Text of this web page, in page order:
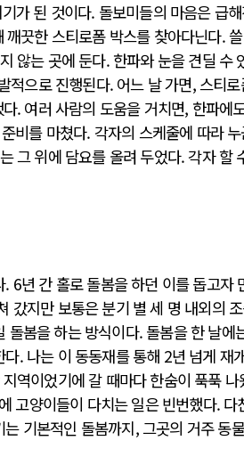
가 된 것이다. 돌보미들의 마음은 급
깨끗한 스티로폼 박스를 찾아다닌다.
않는 곳에 둔다. 한파와 눈을 견딜 수
적으로 진행된다. 어느 날 가면, 스티
. 여러 사람의 도움을 거치면, 한파에
비를 마쳤다. 각자의 스케줄에 따라
그 위에 담요를 올려 두었다. 각자 할
6년 간 홀로 돌봄을 하던 이를 돕고자
갔지만 보통은 분기 별 세 명 내외의
봄을 하는 방식이다. 돌봄을 한 날에
. 나는 이 동동재를 통해 2년 넘게 재
역이었기에 갈 때마다 한숨이 푹푹 나
고양이들이 다치는 일은 빈번했다. 다
기본적인 돌봄까지, 그곳의 거주 동